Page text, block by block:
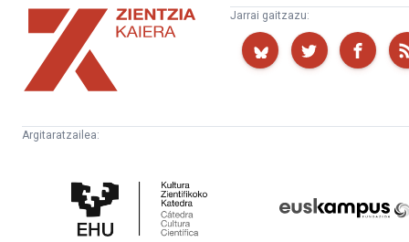
Zientzia
Kaiera
Jarrai gaitzazu:
Argitaratzailea:
Zientifikoko
Katedra